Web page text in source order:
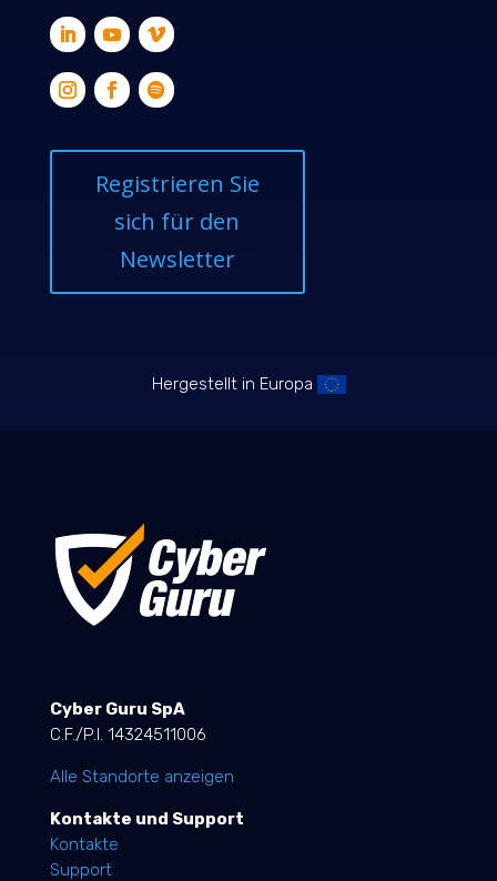
Registrieren Sie
sich für den
Newsletter
Hergestellt in Europa
Cyber Guru SpA
C.F./P.I. 14324511006
Alle Standorte anzeigen
Kontakte und Support
Kontakte
Support